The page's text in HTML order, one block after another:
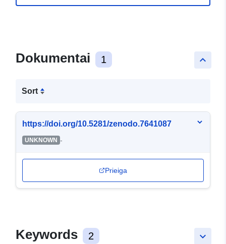
keyboard_arrow_up
Dokumentai 1
Sort
https://doi.org/10.5281/zenodo.7641087
UNKNOWN -
Prieiga
keyboard_arrow_down
Keywords 2